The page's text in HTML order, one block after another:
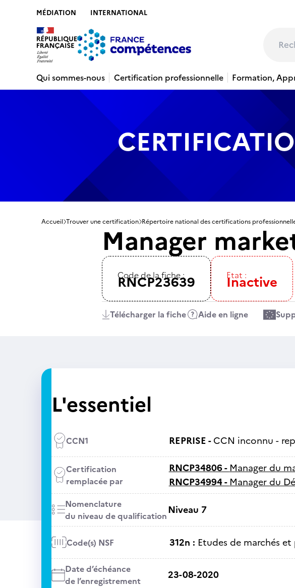
MÉDIATION INTERNATIONAL
Qui sommes-nous Certification professionnelle Formation,
Accueil Trouver une certification Répertoire national des certifications
Manager
Code de la fiche :
RNCP23639 Etat :
Inactive
Télécharger la fiche Aide en ligne
L'essentiel
CCN1 REPRISE -CCN inconnu -
Certification
remplacée par
RNCP34806 - Manager du
RNCP34994 - Manager du
Nomenclature
du niveau de qualificationNiveau 7
Code(s) NSF 312n : Etudes de marchés
Date d’échéance
de l’enregistrement
23-08-2020